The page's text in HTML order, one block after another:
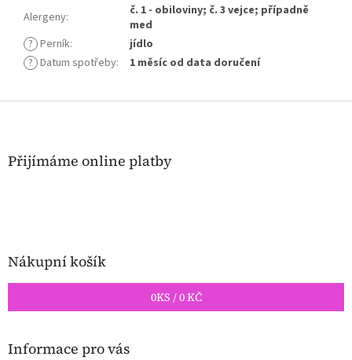
Alergeny:
č. 1 - obiloviny; č. 3 vejce; případně
med
? Perník:
jídlo
? Datum spotřeby: 1 měsíc od data doručení
Z
Přijímáme online platby
Nákupní košík
0KS /0 KČ
Informace pro vás